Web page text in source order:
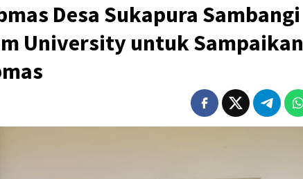
Desa Sukapura Sambangi
University untuk Sampaikan